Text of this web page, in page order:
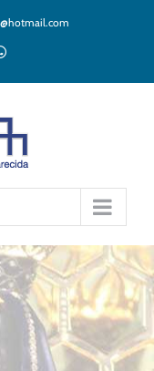
WhatsApp